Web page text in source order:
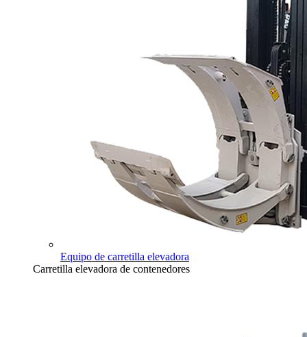
Equipo de carretilla elevadora
Carretilla elevadora de contenedores